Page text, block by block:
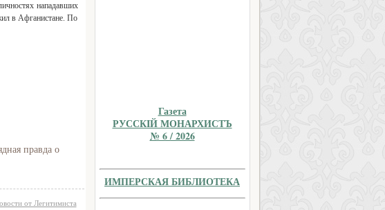
нападавших
в Афганистане. По
правда о
от Легитимиста
Газета
РУССКIЙ МОНАРХИСТЪ
№ 6 / 2026
ИМПЕРСКАЯ БИБЛИОТЕКА